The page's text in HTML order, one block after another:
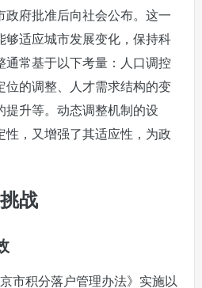
政府批准后向社会公布。这一
够适应城市发展变化，保持科
通常基于以下考量：人口调控
位的调整、人才需求结构的变
提升等。动态调整机制的设
性，又增强了其适应性，为政
战
市积分落户管理办法》实施以